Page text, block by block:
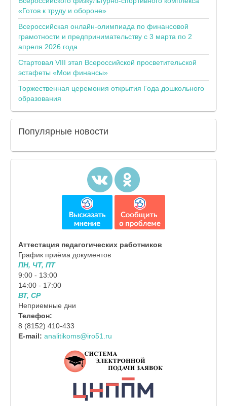
«Готов к труду и обороне»
Всероссийская онлайн-олимпиада по финансовой
грамотности и предпринимательству с 3 марта по 2
апреля 2026 года
Стартовал VIII этап Всероссийской просветительской
эстафеты «Мои финансы»
Торжественная церемония открытия Года дошкольного
образования
Популярные новости
Аттестация педагогических работников
График приёма документов
ПН, ЧТ, ПТ
9:00 - 13:00
14:00 - 17:00
ВТ, СР
Неприемные дни
Телефон:
8 (8152) 410-433
E-mail: analitikoms@iro51.ru